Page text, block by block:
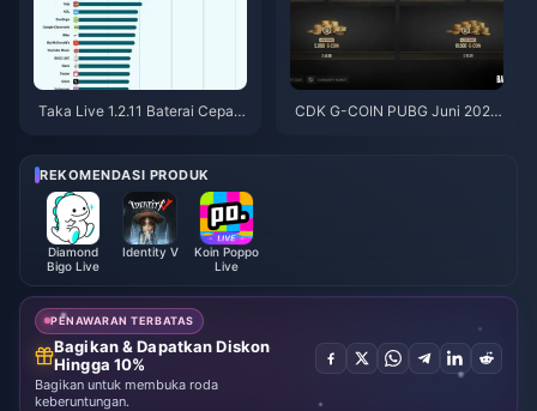
Taka Live 1.2.11 Baterai Cepat
ngatasinya
CDK G-COIN PUBG Juni 2026:
REKOMENDASI PRODUK
Diamond
Bigo Live
Identity V
Koin Poppo
Live
PENAWARAN TERBATAS
Bagikan & Dapatkan Diskon
Hingga 10%
Bagikan untuk membuka roda
keberuntungan.